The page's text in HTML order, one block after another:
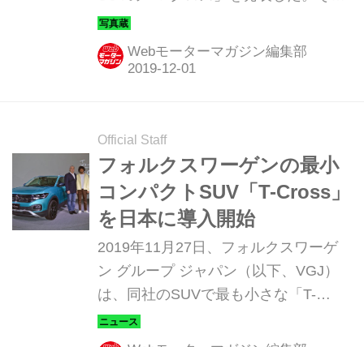
ディテールを発表会の写真で紹介しよ
う。
Webモーターマガジン編集部
Official Staff
フォルクスワーゲンの最小
コンパクトSUV「T-Cross」
を日本に導入開始
2019年11月27日、フォルクスワーゲ
ン グループ ジャパン（以下、VGJ）
は、同社のSUVで最も小さな「T-
Cross（ティークロス）」の日本導入
を発表した。(タイトル写真はVGJのT.